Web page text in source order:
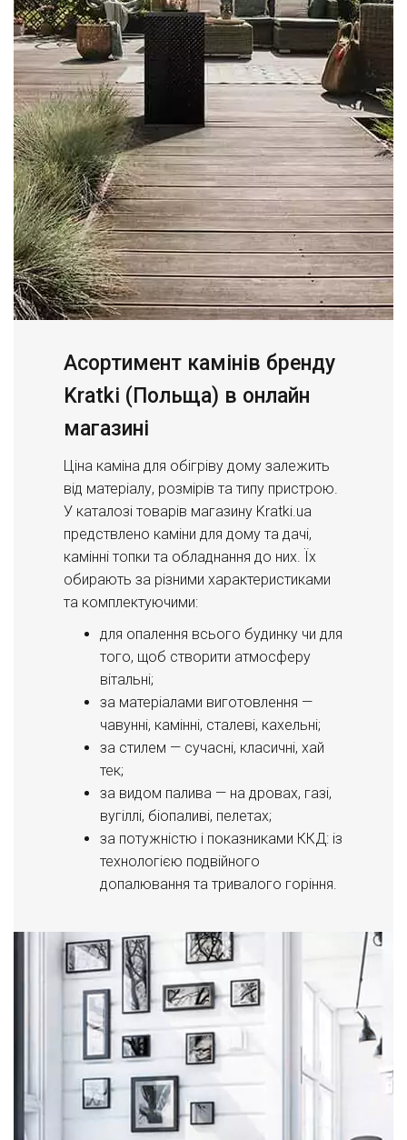
Асортимент камінів бренду
Kratki (Польща) в онлайн
магазині
Ціна каміна для обігріву дому залежить
від матеріалу, розмірів та типу пристрою.
У каталозі товарів магазину Kratki.ua
предствлено каміни для дому та дачі,
камінні топки та обладнання до них. Їх
обирають за різними характеристиками
та комплектуючими:
для опалення всього будинку чи для
того, щоб створити атмосферу
вітальні;
за матеріалами виготовлення —
чавунні, камінні, сталеві, кахельні;
за стилем — сучасні, класичні, хай
тек;
за видом палива — на дровах, газі,
вугіллі, біопаливі, пелетах;
за потужністю і показниками ККД: із
технологією подвійного
допалювання та тривалого горіння.